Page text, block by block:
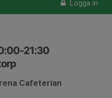
Logga in
21:30
Cafeterian